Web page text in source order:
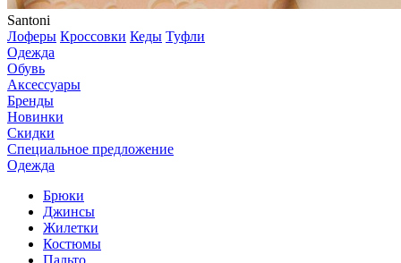
Santoni
Лоферы Кроссовки Кеды Туфли
Одежда
Обувь
Аксессуары
Бренды
Новинки
Скидки
Специальное предложение
Одежда
Брюки
Джинсы
Жилетки
Костюмы
Пальто